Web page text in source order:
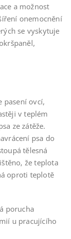
a možnost
onemocnění
se vyskytuje
pasení ovcí,
v teplém
ze zátěže.
psa do
tělesná
že teplota
oproti teplotě
porucha
u pracujícího